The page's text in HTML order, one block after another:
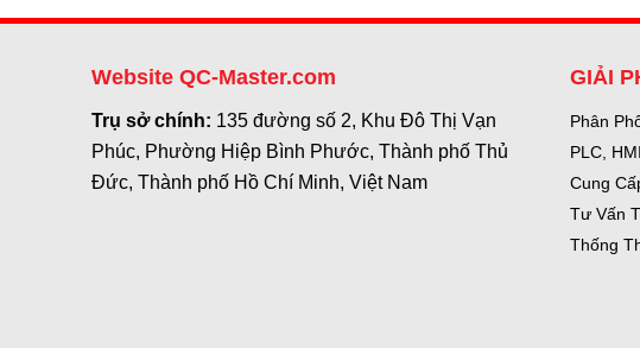
Website QC-Master.com
Trụ sở chính: 135 đường số 2, Khu Đô Thị Vạn
Phúc, Phường Hiệp Bình Phước, Thành phố Thủ
Đức, Thành phố Hồ Chí Minh, Việt Nam
GIẢI
Phân
PLC,
Cung
Tư Vấn
Thống